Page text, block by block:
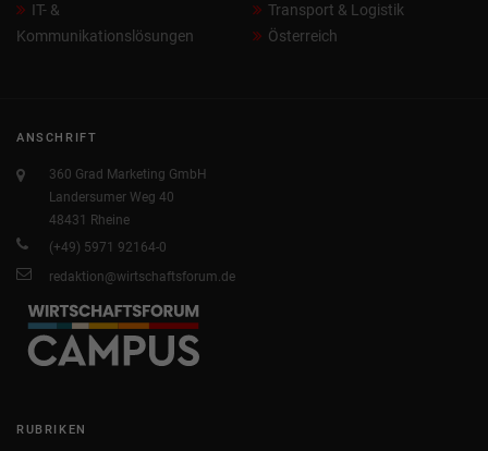
IT- &
Kommunikationslösungen
Transport & Logistik
Österreich
ANSCHRIFT
360 Grad Marketing GmbH
Landersumer Weg 40
48431 Rheine
(+49) 5971 92164-0
redaktion@wirtschaftsforum.de
RUBRIKEN